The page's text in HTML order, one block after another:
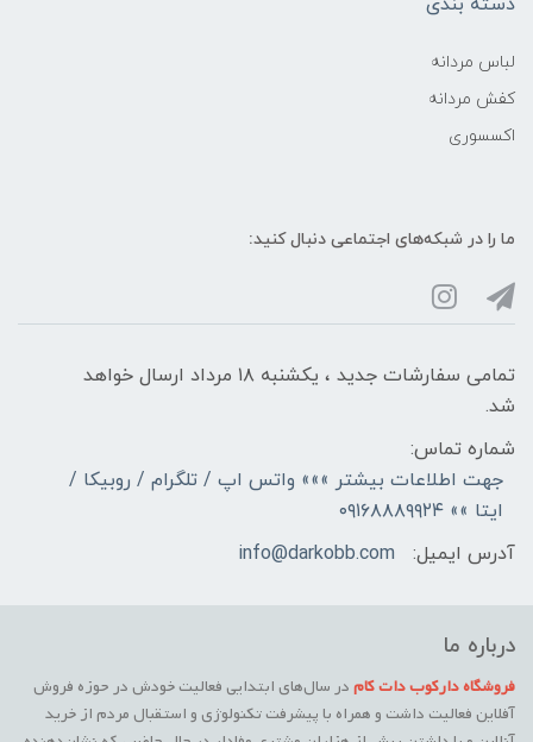
لباس مردانه
کفش مردانه
اکسسوری
ما را در شبکه‌های اجتماعی دنبال کنید:
تمامی سفارشات جدید ، یکشنبه ۱۸ مرداد ارسال خواهد
شد.
شماره تماس:
جهت اطلاعات بیشتر »»» واتس اپ / تلگرام / روبیکا /
ایتا »» ۰۹۱۶۸۸۸۹۹۲۴
آدرس ایمیل:
info@darkobb.com
درباره ما
فروشگاه دارکوب دات کامدر سال‌های ابتدایی فعالیت خودش در حوزه فروش
آفلاین فعالیت داشت و همراه با پیشرفت تکنولوژی و استقبال مردم از خرید